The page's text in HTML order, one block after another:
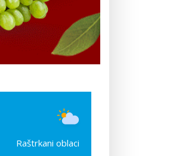
Raštrkani oblaci